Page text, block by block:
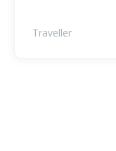
Traveller